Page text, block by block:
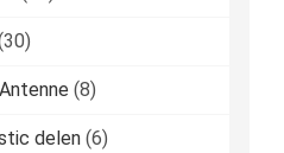
(8)
delen (6)